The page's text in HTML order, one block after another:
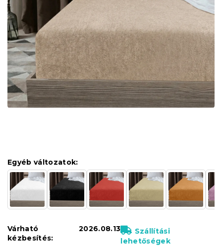
Egyéb változatok:
Várható
kézbesítés:
2026.08.13
Szállítási
lehetőségek